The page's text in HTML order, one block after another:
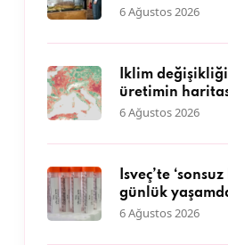
DEFAKOK
öncülük ediyor
6 Ağustos 2026
İklim değişikliği
üretimin
çiziyor
6 Ağustos 2026
İsveç’te
günlük
6 Ağustos 2026